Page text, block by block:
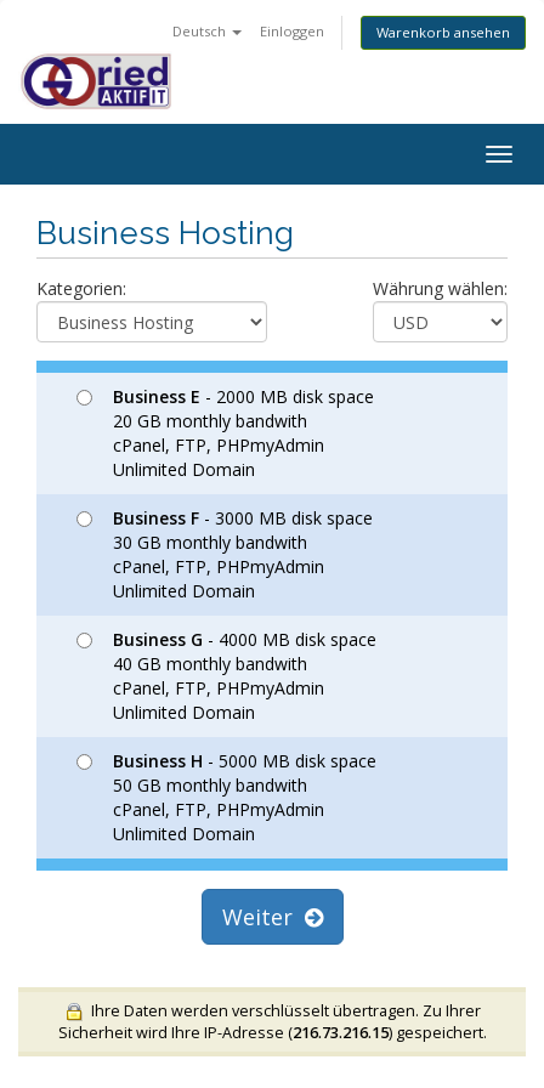
Deutsch Einloggen Warenkorb ansehen
Business Hosting
Kategorien: Währung wählen:
Business E - 2000 MB disk space
20 GB monthly bandwith
cPanel, FTP, PHPmyAdmin
Unlimited Domain
Business F - 3000 MB disk space
30 GB monthly bandwith
cPanel, FTP, PHPmyAdmin
Unlimited Domain
Business G - 4000 MB disk space
40 GB monthly bandwith
cPanel, FTP, PHPmyAdmin
Unlimited Domain
Business H - 5000 MB disk space
50 GB monthly bandwith
cPanel, FTP, PHPmyAdmin
Unlimited Domain
Weiter
Ihre Daten werden verschlüsselt übertragen. Zu Ihrer
Sicherheit wird Ihre IP-Adresse (216.73.216.15) gespeichert.